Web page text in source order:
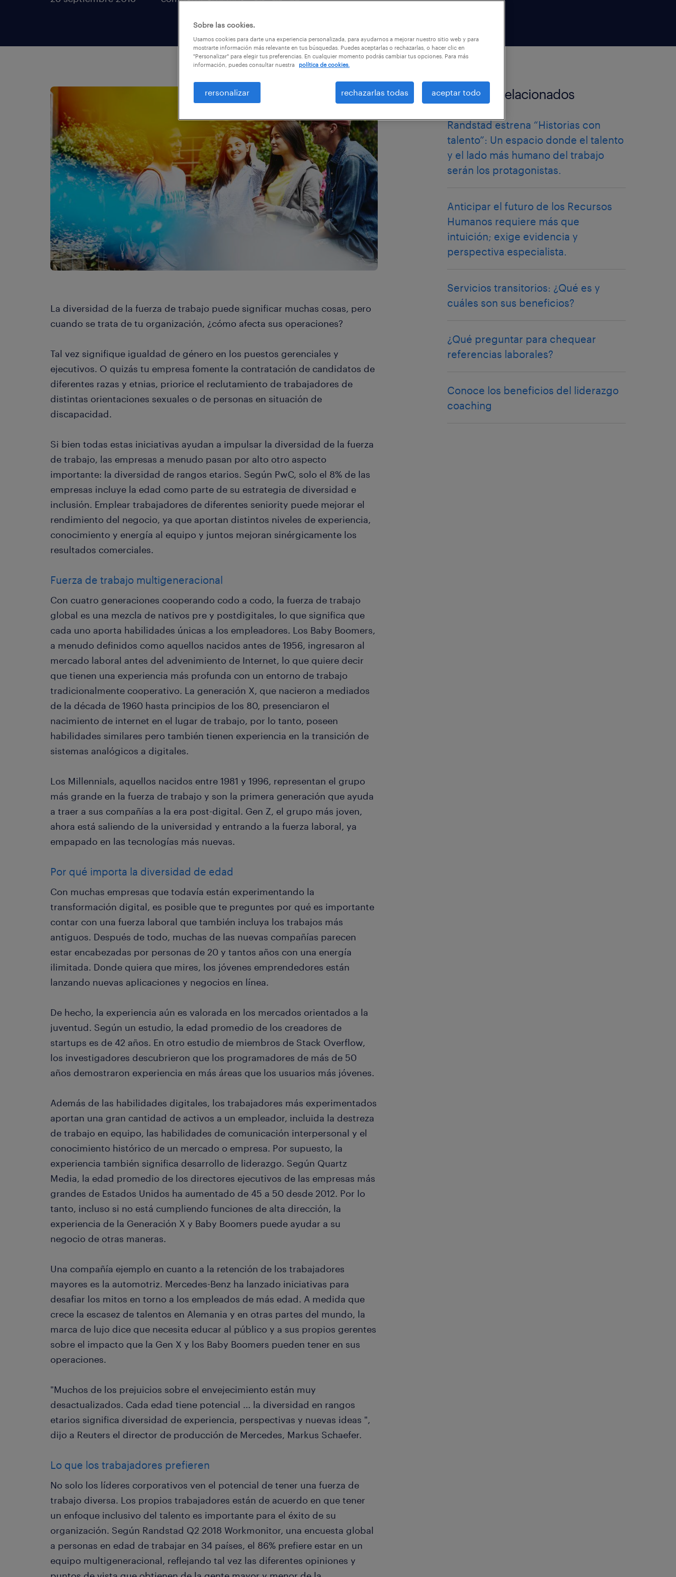
La diversidad de la fuerza de trabajo puede significar muchas cosas, pero
cuando se trata de tu organización, ¿cómo afecta sus operaciones?
Tal vez signifique igualdad de género en los puestos gerenciales y
ejecutivos. O quizás tu empresa fomente la contratación de candidatos de
diferentes razas y etnias, priorice el reclutamiento de trabajadores de
distintas orientaciones sexuales o de personas en situación de
discapacidad.
Si bien todas estas iniciativas ayudan a impulsar la diversidad de la fuerza
de trabajo, las empresas a menudo pasan por alto otro aspecto
importante: la diversidad de rangos etarios. Según PwC, solo el 8% de las
empresas incluye la edad como parte de su estrategia de diversidad e
inclusión. Emplear trabajadores de diferentes seniority puede mejorar el
rendimiento del negocio, ya que aportan distintos niveles de experiencia,
conocimiento y energía al equipo y juntos mejoran sinérgicamente los
resultados comerciales.
Fuerza de trabajo multigeneracional
Con cuatro generaciones cooperando codo a codo, la fuerza de trabajo
global es una mezcla de nativos pre y postdigitales, lo que significa que
cada uno aporta habilidades únicas a los empleadores. Los Baby Boomers,
a menudo definidos como aquellos nacidos antes de 1956, ingresaron al
mercado laboral antes del advenimiento de Internet, lo que quiere decir
que tienen una experiencia más profunda con un entorno de trabajo
tradicionalmente cooperativo. La generación X, que nacieron a mediados
de la década de 1960 hasta principios de los 80, presenciaron el
nacimiento de internet en el lugar de trabajo, por lo tanto, poseen
habilidades similares pero también tienen experiencia en la transición de
sistemas analógicos a digitales.
Los Millennials, aquellos nacidos entre 1981 y 1996, representan el grupo
más grande en la fuerza de trabajo y son la primera generación que ayuda
a traer a sus compañías a la era post-digital. Gen Z, el grupo más joven,
ahora está saliendo de la universidad y entrando a la fuerza laboral, ya
empapado en las tecnologías más nuevas.
Por qué importa la diversidad de edad
Con muchas empresas que todavía están experimentando la
transformación digital, es posible que te preguntes por qué es importante
contar con una fuerza laboral que también incluya los trabajos más
antiguos. Después de todo, muchas de las nuevas compañías parecen
estar encabezadas por personas de 20 y tantos años con una energía
ilimitada. Donde quiera que mires, los jóvenes emprendedores están
lanzando nuevas aplicaciones y negocios en línea.
De hecho, la experiencia aún es valorada en los mercados orientados a la
juventud. Según un estudio, la edad promedio de los creadores de
startups es de 42 años. En otro estudio de miembros de Stack Overflow,
los investigadores descubrieron que los programadores de más de 50
años demostraron experiencia en más áreas que los usuarios más jóvenes.
Además de las habilidades digitales, los trabajadores más experimentados
aportan una gran cantidad de activos a un empleador, incluida la destreza
de trabajo en equipo, las habilidades de comunicación interpersonal y el
conocimiento histórico de un mercado o empresa. Por supuesto, la
experiencia también significa desarrollo de liderazgo. Según Quartz
Media, la edad promedio de los directores ejecutivos de las empresas más
grandes de Estados Unidos ha aumentado de 45 a 50 desde 2012. Por lo
tanto, incluso si no está cumpliendo funciones de alta dirección, la
experiencia de la Generación X y Baby Boomers puede ayudar a su
negocio de otras maneras.
Una compañía ejemplo en cuanto a la retención de los trabajadores
mayores es la automotriz. Mercedes-Benz ha lanzado iniciativas para
desafiar los mitos en torno a los empleados de más edad. A medida que
crece la escasez de talentos en Alemania y en otras partes del mundo, la
marca de lujo dice que necesita educar al público y a sus propios gerentes
sobre el impacto que la Gen X y los Baby Boomers pueden tener en sus
operaciones.
"Muchos de los prejuicios sobre el envejecimiento están muy
desactualizados. Cada edad tiene potencial ... la diversidad en rangos
etarios significa diversidad de experiencia, perspectivas y nuevas ideas ",
dijo a Reuters el director de producción de Mercedes, Markus Schaefer.
Lo que los trabajadores prefieren
No solo los líderes corporativos ven el potencial de tener una fuerza de
trabajo diversa. Los propios trabajadores están de acuerdo en que tener
un enfoque inclusivo del talento es importante para el éxito de su
organización. Según Randstad Q2 2018 Workmonitor, una encuesta global
a personas en edad de trabajar en 34 países, el 86% prefiere estar en un
equipo multigeneracional, reflejando tal vez las diferentes opiniones y
artículos relacionados
Randstad estrena “Historias con
talento”: Un espacio donde el talento
y el lado más humano del trabajo
serán los protagonistas.
Anticipar el futuro de los Recursos
Humanos requiere más que
intuición; exige evidencia y
perspectiva especialista.
Servicios transitorios: ¿Qué es y
cuáles son sus beneficios?
¿Qué preguntar para chequear
referencias laborales?
Conoce los beneficios del liderazgo
coaching
Sobre las cookies.
Usamos cookies para darte una experiencia personalizada, para ayudarnos a mejorar nuestro sitio web y para
mostrarte información más relevante en tus búsquedas. Puedes aceptarlas o rechazarlas, o hacer clic en
"Personalizar" para elegir tus preferencias. En cualquier momento podrás cambiar tus opciones. Para más
información, puedes consultar nuestra
política de cookies.
rersonalizar rechazarlas todas aceptar todo